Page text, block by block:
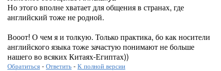
Но этого вполне хватает для общения в странах, где
английский тоже не родной.
Вооот! О чем я и толкую. Только практика, бо как носители
английского языка тоже зачастую понимают не больше
нашего во всяких Китаях-Египтах))
Обратиться - Ответить - К полной версии